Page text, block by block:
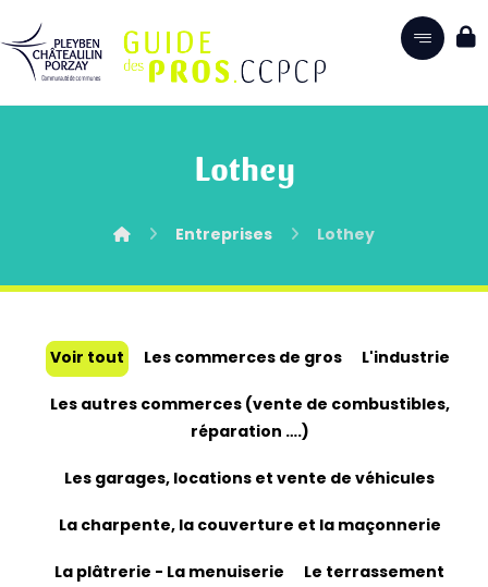
Lothey
Entreprises Lothey
Voir tout Les commerces de gros L'industrie
Les autres commerces (vente de combustibles,
réparation ….)
Les garages, locations et vente de véhicules
La charpente, la couverture et la maçonnerie
La plâtrerie - La menuiserie Le terrassement